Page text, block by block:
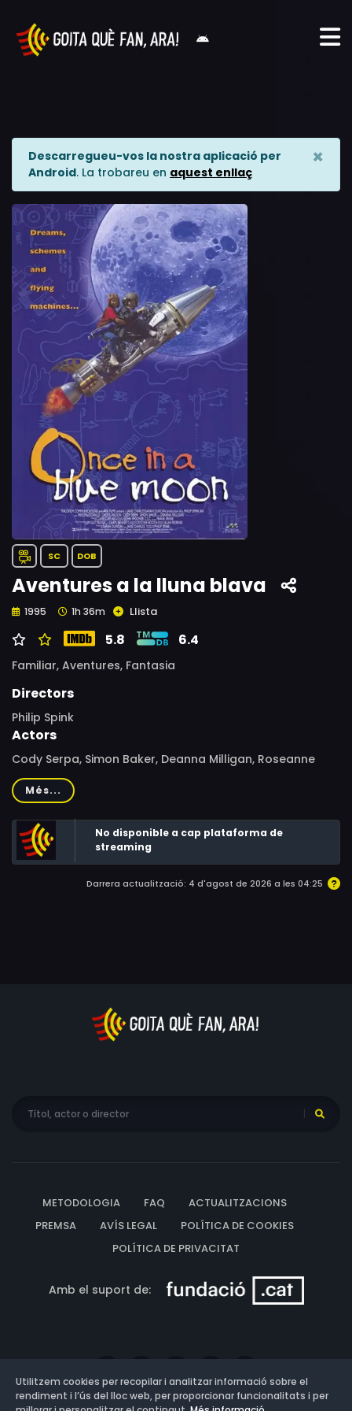
Descarregueu-vos la nostra aplicació per
Android. La trobareu en aquest enllaç
×
SC DOB
Aventures a la lluna blava
1995 1h 36m Llista
5.8 6.4
Familiar, Aventures, Fantasia
Directors
Philip Spink
Actors
Cody Serpa, Simon Baker, Deanna Milligan, Roseanne
Hopkins, Tyler Jay
Més...
No disponible a cap plataforma de
streaming
Darrera actualització: 4 d'agost de 2026 a les 04:25
METODOLOGIA FAQ
ACTUALITZACIONS
PREMSA
AVÍS LEGAL
POLÍTICA DE COOKIES
POLÍTICA DE PRIVACITAT
Amb el suport de:
Utilitzem cookies per recopilar i analitzar informació sobre el
rendiment i l’ús del lloc web, per proporcionar funcionalitats i per